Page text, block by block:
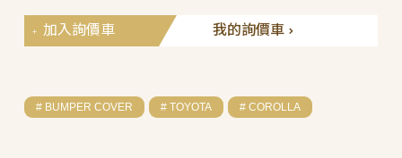
我的詢價車
加入詢價車
# BUMPER COVER # TOYOTA # COROLLA